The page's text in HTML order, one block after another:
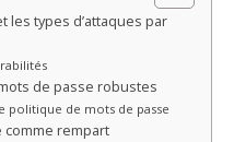
les types d’attaques par
de passe robustes
politique de mots de passe
comme rempart